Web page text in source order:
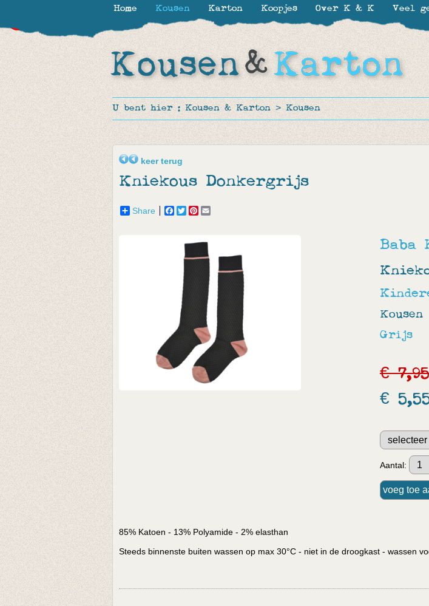
U bent hier : Kousen & Karton > Kousen
keer terug
Kniekous Donkergrijs
Share Facebook
TwitterPinterest
Baba
Kousen
Grijs
€ 7,95
€
Aantal:
85% Katoen - 13% Polyamide - 2% elasthan
Steeds binnenste buiten wassen op max 30°C - niet in de droogkast - wassen
Home Kousen Karton Koopjes Over K & K Veel